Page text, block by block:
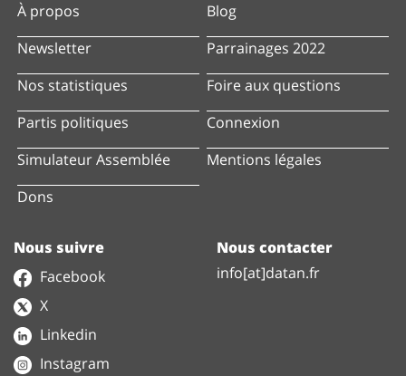
À propos
Newsletter
Nos statistiques
Partis politiques
Simulateur Assemblée
Dons
Blog
Parrainages 2022
Foire aux questions
Connexion
Mentions légales
Nous suivre
Facebook
X
Linkedin
Instagram
Nous contacter
info[at]datan.fr